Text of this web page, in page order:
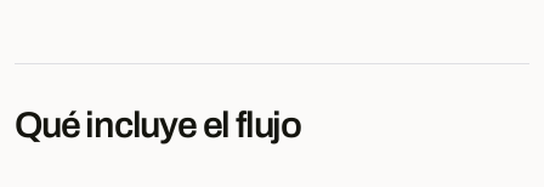
Qué incluye el flujo